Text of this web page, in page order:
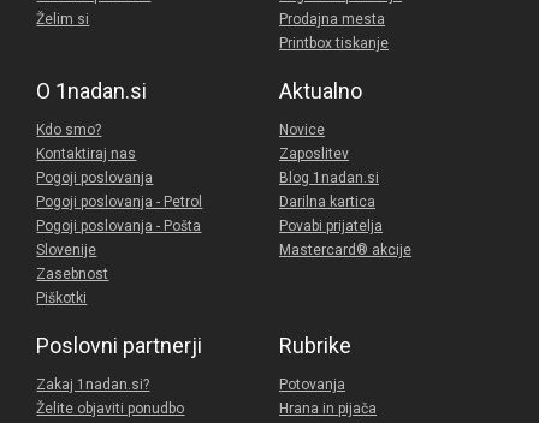
Želim si
Prodajna mesta
Printbox tiskanje
O 1nadan.si
Kdo smo?
Kontaktiraj nas
Pogoji poslovanja
Pogoji poslovanja - Petrol
Pogoji poslovanja - Pošta
Slovenije
Zasebnost
Piškotki
Aktualno
Novice
Zaposlitev
Blog 1nadan.si
Darilna kartica
Povabi prijatelja
Mastercard® akcije
Poslovni partnerji
Zakaj 1nadan.si?
Želite objaviti ponudbo
Rubrike
Potovanja
Hrana in pijača